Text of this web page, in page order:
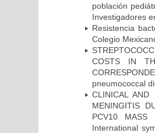
población
Investigadores
Resistencia
Colegio
COSTS IN
pneumococcal
CLINICAL AND
MENINGITIS
PCV10 MASS
International